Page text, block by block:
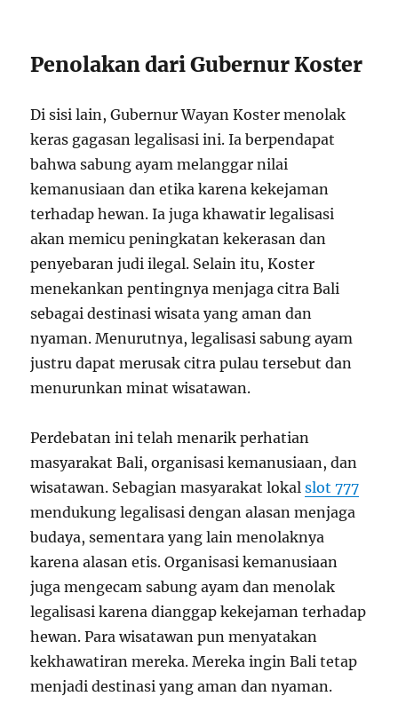
Penolakan dari Gubernur Koster
Di sisi lain, Gubernur Wayan Koster menolak
keras gagasan legalisasi ini. Ia berpendapat
bahwa sabung ayam melanggar nilai
kemanusiaan dan etika karena kekejaman
terhadap hewan. Ia juga khawatir legalisasi
akan memicu peningkatan kekerasan dan
penyebaran judi ilegal. Selain itu, Koster
menekankan pentingnya menjaga citra Bali
sebagai destinasi wisata yang aman dan
nyaman. Menurutnya, legalisasi sabung ayam
justru dapat merusak citra pulau tersebut dan
menurunkan minat wisatawan.
Perdebatan ini telah menarik perhatian
masyarakat Bali, organisasi kemanusiaan, dan
wisatawan. Sebagian masyarakat lokalslot 777
mendukung legalisasi dengan alasan menjaga
budaya, sementara yang lain menolaknya
karena alasan etis. Organisasi kemanusiaan
juga mengecam sabung ayam dan menolak
legalisasi karena dianggap kekejaman terhadap
hewan. Para wisatawan pun menyatakan
kekhawatiran mereka. Mereka ingin Bali tetap
menjadi destinasi yang aman dan nyaman.